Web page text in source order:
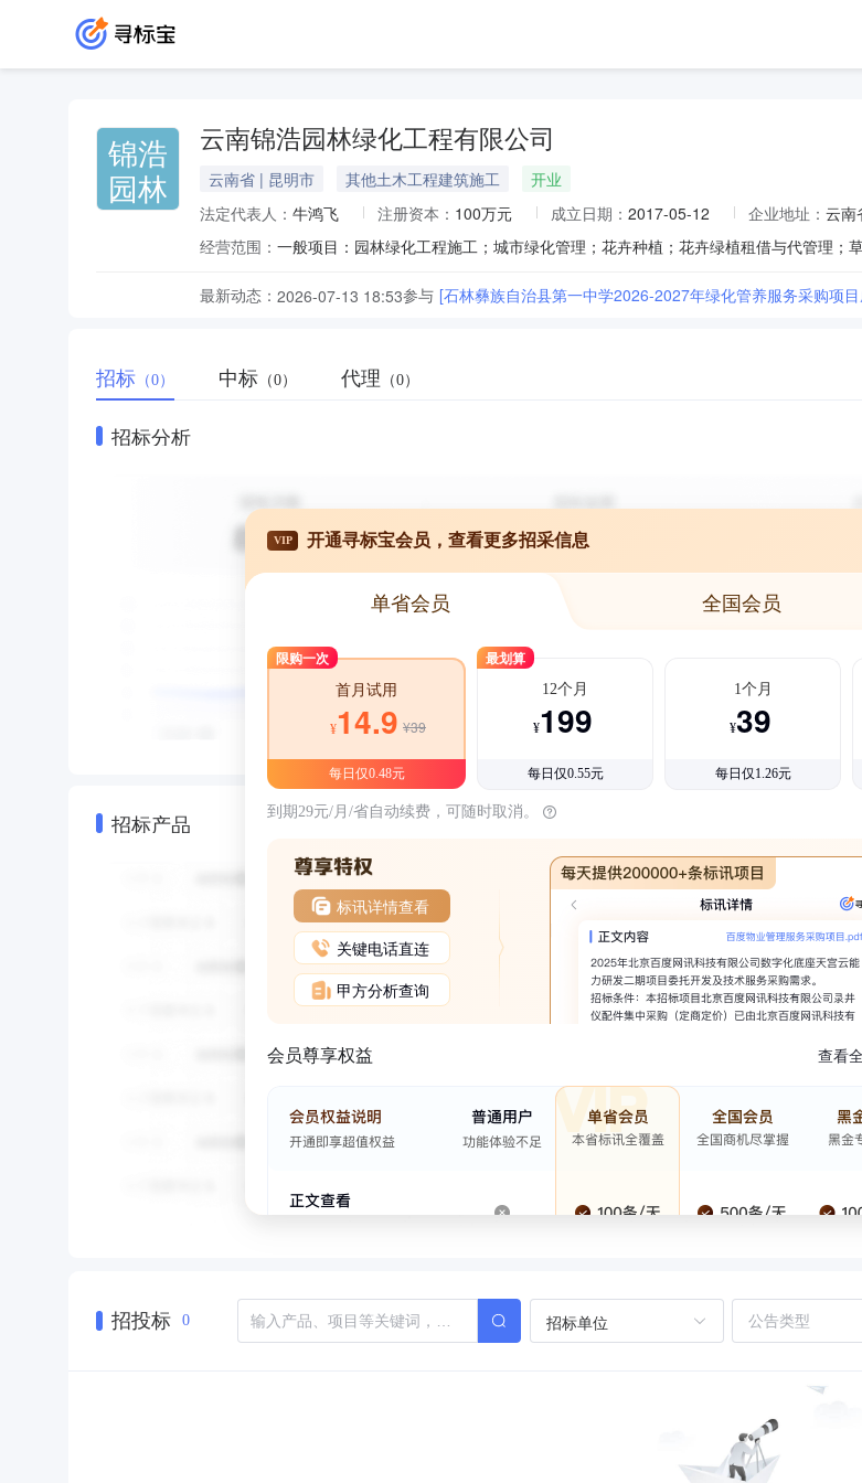
锦浩
园林
云南锦浩园林绿化工程有限公司
云南省 | 昆明市 其他土木工程建筑施工
开业
法定代表人： 牛鸿飞 注册资本： 100万元 成立日期： 2017-05-12 企业地址： 云南
经营范围：
最新动态： 2026-07-13 18:53参与 [石林彝族自治县第一中学2026-2027年绿化管养服务采购项
招标 （0） 中标 （0） 代理 （0）
招标分析
招标产品
VIP 开通寻标宝会员，查看更多招采信息
单省会员 全国会员
限购一次
首月试用
¥14.9 ¥39
每日仅0.48元
最划算
12个月
¥199
每日仅0.55元
1个月
¥39
每日仅1.26元
到期29元/月/省自动续费，可随时取消。
标讯详情查看
关键电话直连
甲方分析查询
会员尊享权益 查看
招投标 0 招标单位